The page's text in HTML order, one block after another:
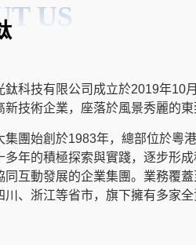
US
鈦科技有限公司成立於2019年10
新技術企業，座落於風景秀麗的東
集團始創於1983年，總部位於粵
多年的積極探索與實踐，逐步形
同互動發展的企業集團。業務覆
川、浙江等省市，旗下擁有多家